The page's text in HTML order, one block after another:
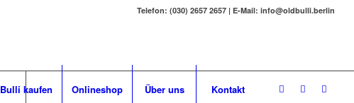
Telefon: (030) 2657 2657 | E-Mail: info@oldbulli.berlin
Bulli kaufen Onlineshop Über uns Kontakt